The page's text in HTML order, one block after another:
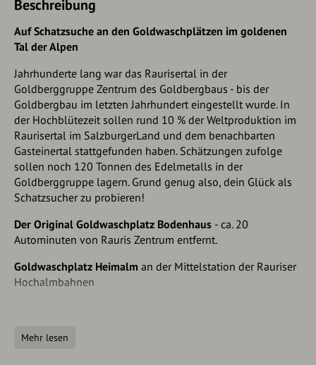
Beschreibung
Auf Schatzsuche an den Goldwaschplätzen im goldenen
Tal der Alpen
Jahrhunderte lang war das Raurisertal in der
Goldberggruppe Zentrum des Goldbergbaus - bis der
Goldbergbau im letzten Jahrhundert eingestellt wurde. In
der Hochblütezeit sollen rund 10 % der Weltproduktion im
Raurisertal im SalzburgerLand und dem benachbarten
Gasteinertal stattgefunden haben. Schätzungen zufolge
sollen noch 120 Tonnen des Edelmetalls in der
Goldberggruppe lagern. Grund genug also, dein Glück als
Schatzsucher zu probieren!
Der Original Goldwaschplatz Bodenhaus - ca. 20
Autominuten von Rauris Zentrum entfernt.
Goldwaschplatz Heimalm an der Mittelstation der Rauriser
Hochalmbahnen
dem Tal der Geier im Nationalpark Hohe Tauern, ziehen die
Mehr lesen